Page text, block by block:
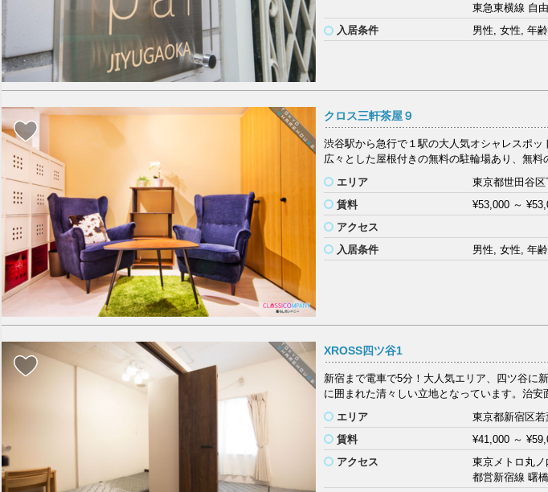
東急東横線 自
入居条件
男性, 女性, 年
クロス三軒茶屋９
渋谷駅から急行で１駅の大人気オシャレスポ
広々とした屋根付きの無料の駐輪場あり、無
エリア
東京都世田谷区
賃料
¥53,000 ～
アクセス
入居条件
男性, 女性, 年
XROSS四ツ谷1
新宿まで電車で5分！大人気エリア、四ツ谷に
に囲まれた清々しい立地となっています。治
エリア
東京都新宿区若
賃料
¥41,000 ～
アクセス
東京メトロ丸
都営新宿線 曙